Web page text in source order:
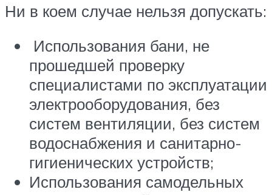
Ни в коем случае нельзя допускать:
Использования бани, не
прошедшей проверку
специалистами по эксплуатации
электрооборудования, без
систем вентиляции, без систем
водоснабжения и санитарно-
гигиенических устройств;
Использования самодельных